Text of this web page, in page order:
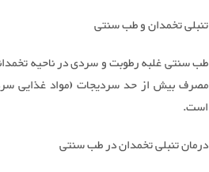
تنبلی تخمدان و طب سنتی
است.
درمان تنبلی تخمدان در طب سنتی